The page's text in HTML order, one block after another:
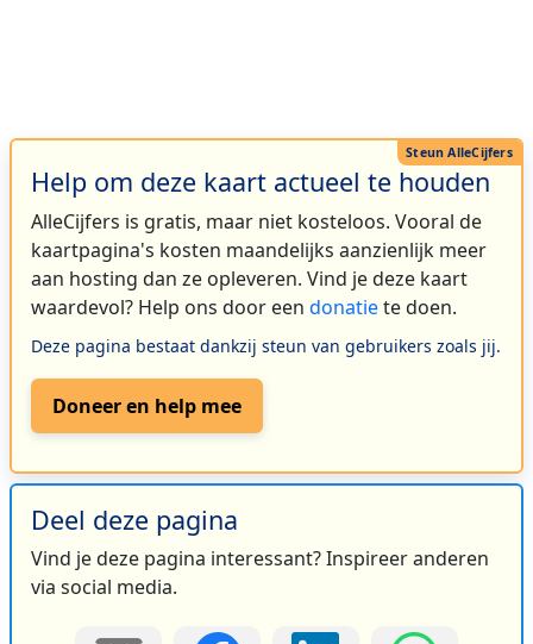
Help om deze kaart actueel te houden
AlleCijfers is gratis, maar niet kosteloos. Vooral de
kaartpagina's kosten maandelijks aanzienlijk meer
aan hosting dan ze opleveren. Vind je deze kaart
waardevol? Help ons door een donatiete doen.
Deze pagina bestaat dankzij steun van gebruikers zoals jij.
Doneer en help mee
Deel deze pagina
Vind je deze pagina interessant? Inspireer anderen
via social media.